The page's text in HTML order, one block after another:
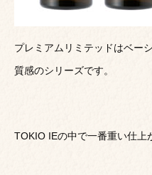
プレミアムリミテッドはベー
質感のシリーズです。
TOKIO IEの中で一番重い仕上